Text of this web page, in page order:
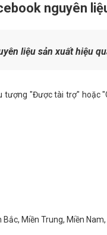
nguyên
liệu sản xuất hiệu
tượng "Được tài trợ" hoặc
Miền Trung, Miền